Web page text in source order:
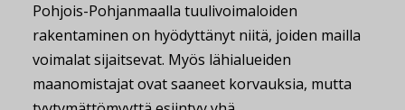
Pohjois-Pohjanmaalla tuulivoimaloiden
rakentaminen on hyödyttänyt niitä, joiden mailla
voimalat sijaitsevat. Myös lähialueiden
maanomistajat ovat saaneet korvauksia, mutta